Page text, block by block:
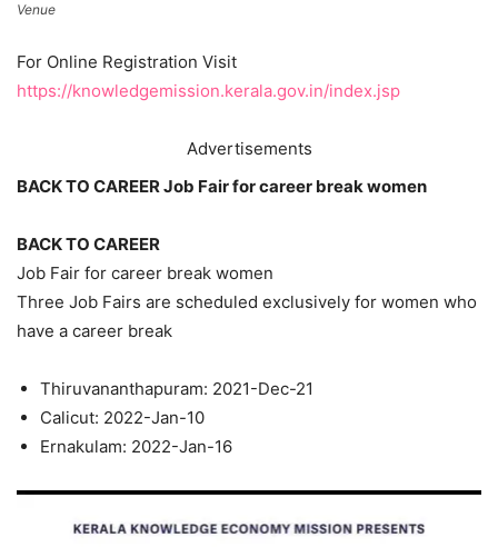
Venue
For Online Registration Visit
https://knowledgemission.kerala.gov.in/index.jsp
Advertisements
BACK TO CAREER Job Fair for career break women
BACK TO CAREER
Job Fair for career break women
Three Job Fairs are scheduled exclusively for women who
have a career break
Thiruvananthapuram: 2021-Dec-21
Calicut: 2022-Jan-10
Ernakulam: 2022-Jan-16